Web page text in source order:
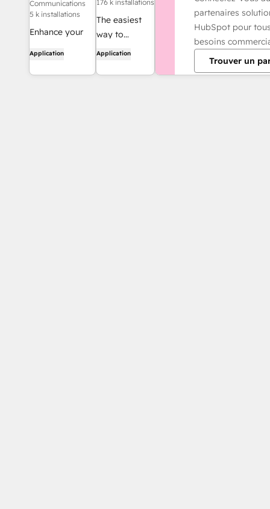
Communications
5 k installations
Enhance your
experience and
streamline your
Application
176 k installations
The easiest
way to
automate and
HubSpot to
Application
partenaires
HubSpot pour
besoins
Trouver un